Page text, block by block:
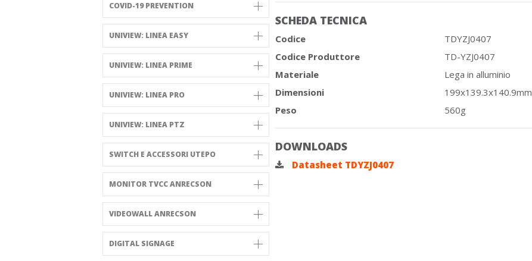
COVID-19 PREVENTION
UNIVIEW: LINEA EASY
UNIVIEW: LINEA PRIME
UNIVIEW: LINEA PRO
UNIVIEW: LINEA PTZ
SWITCH E ACCESSORI UTEPO
MONITOR TVCC ANRECSON
VIDEOWALL ANRECSON
DIGITAL SIGNAGE
SCHEDA TECNICA
Codice
TDYZJ0407
Codice Produttore
TD-YZJ0407
Materiale
Lega in alluminio
Dimensioni
199x139.3x140.9mm
Peso
560g
DOWNLOADS
Datasheet TDYZJ0407